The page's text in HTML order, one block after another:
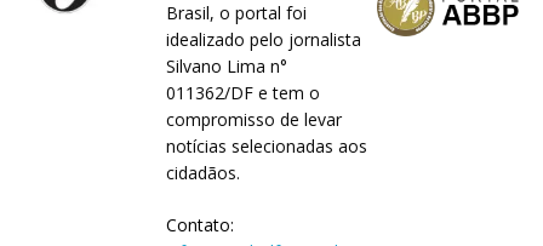
Brasil, o portal foi
idealizado pelo jornalista
Silvano Lima n°
011362/DF e tem o
compromisso de levar
notícias selecionadas aos
cidadãos.
Contato: